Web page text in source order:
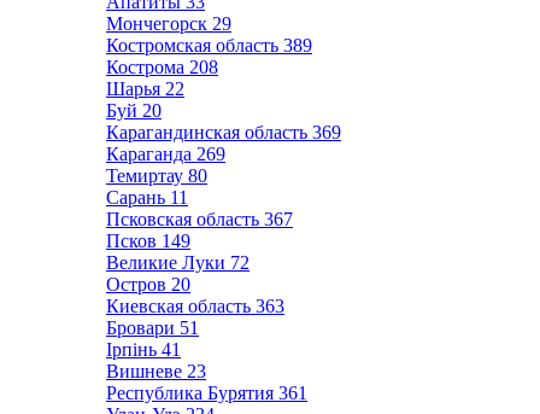
Мончегорск 29
Костромская область 389
Кострома 208
Шарья 22
Буй 20
Карагандинская область 369
Караганда 269
Темиртау 80
Сарань 11
Псковская область 367
Псков 149
Великие Луки 72
Остров 20
Киевская область 363
Бровари 51
Ірпінь 41
Вишневе 23
Республика Бурятия 361